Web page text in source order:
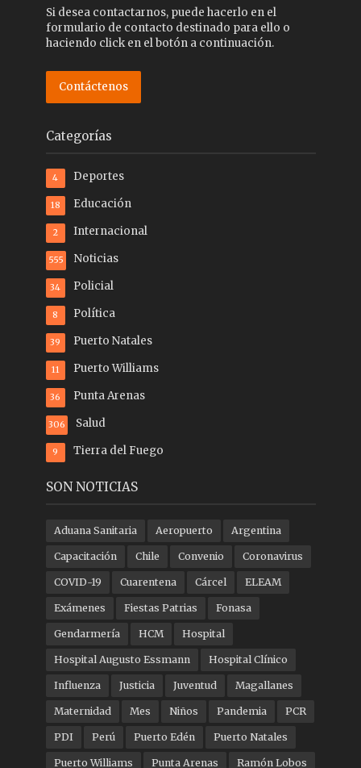
Si desea contactarnos, puede hacerlo en el
formulario de contacto destinado para ello o
haciendo click en el botón a continuación.
Contáctenos
Categorías
Deportes
4
Educación
18
Internacional
2
Noticias
555
Policial
34
Política
8
Puerto Natales
39
Puerto Williams
11
Punta Arenas
36
Salud
306
Tierra del Fuego
9
SON NOTICIAS
Aduana Sanitaria Aeropuerto Argentina
Capacitación Chile Convenio Coronavirus
COVID-19 Cuarentena Cárcel ELEAM
Exámenes Fiestas Patrias Fonasa
Gendarmería HCM Hospital
Hospital Augusto Essmann Hospital Clínico
Influenza Justicia Juventud Magallanes
Maternidad Mes Niños Pandemia PCR
PDI Perú Puerto Edén Puerto Natales
Puerto Williams Punta Arenas Ramón Lobos